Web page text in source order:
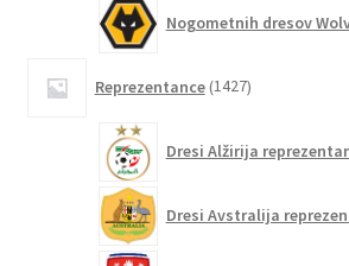
Nogometnih dresov
Reprezentance 1427izdelkov
Dresi Alžirija
Dresi Avstralija